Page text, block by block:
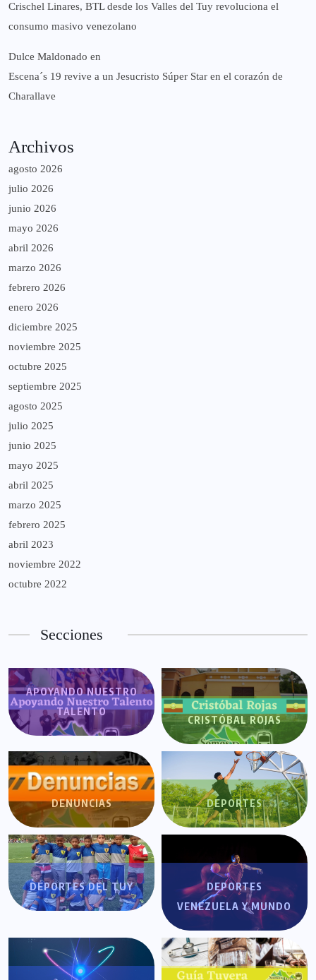
Crischel Linares, BTL desde los Valles del Tuy revoluciona el
consumo masivo venezolano
Dulce Maldonado en
Escena´s 19 revive a un Jesucristo Súper Star en el corazón de
Charallave
Archivos
agosto 2026
julio 2026
junio 2026
mayo 2026
abril 2026
marzo 2026
febrero 2026
enero 2026
diciembre 2025
noviembre 2025
octubre 2025
septiembre 2025
agosto 2025
julio 2025
junio 2025
mayo 2025
abril 2025
marzo 2025
febrero 2025
abril 2023
noviembre 2022
octubre 2022
Secciones
APOYANDO NUESTRO
TALENTO
CRISTÓBAL ROJAS
DENUNCIAS DEPORTES
DEPORTES DEL TUY
DEPORTES
VENEZUELA Y MUNDO